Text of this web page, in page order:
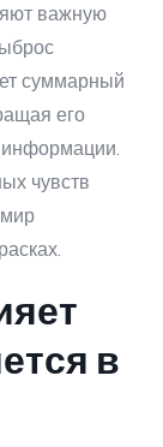
важную
суммарный
его
чувств
в